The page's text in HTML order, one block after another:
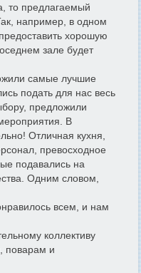
то предлагаемый
например, в одном
хорошую
зале будет
самые лучшие
подать для нас весь
предложили
В
Отличная кухня,
превосходное
подавались на
Одним словом,
всем, и нам
коллективу
поварам и